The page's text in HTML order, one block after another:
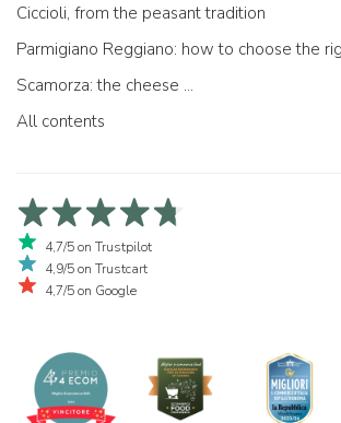
Ciccioli, from the peasant tradition
Scamorza: the cheese ...
All contents
4,7/5 on Trustpilot
4,9/5 on Trustcart
4,7/5 on Google